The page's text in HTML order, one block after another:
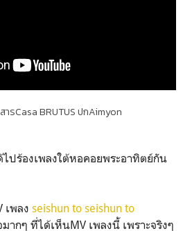
ารCasa BRUTUS ปกAimyon
ไปร้องเพลงใต้หอคอยพระอาทิตย์กัน
เพลง seishun to seishun to
ากๆ ที่ได้เห็นMV เพลงนี้ เพราะจริงๆ